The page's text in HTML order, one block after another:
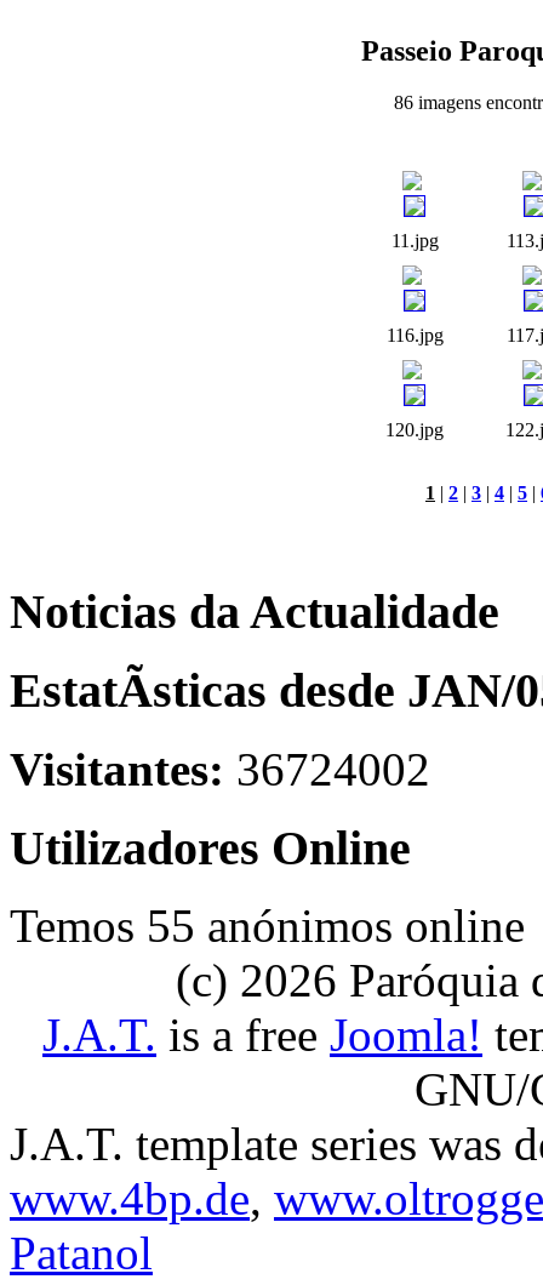
Passeio
86 imagens
11.jpg
116.jpg
120.jpg
1 | 2 | 3 | 4 | 5 |
Noticias da Actualidade
EstatÃ­sticas desde JAN/
Visitantes: 36724002
Utilizadores Online
Temos 55 anónimos online
(c) 2026 Paróquia
J.A.T. is a free Joomla!
GNU/
J.A.T. template series was
www.4bp.de,
Patanol